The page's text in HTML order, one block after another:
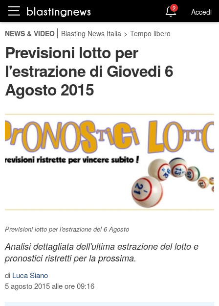
2 Accedi
NEWS & VIDEO Blasting News Italia > Tempo libero
Previsioni lotto per
l'estrazione di Giovedi 6
Agosto 2015
Previsioni lotto per l'estrazione del 6 Agosto
Analisi dettagliata dell'ultima estrazione del lotto e
pronostici ristretti per la prossima.
di Luca Siano
5 agosto 2015 alle ore 09:16